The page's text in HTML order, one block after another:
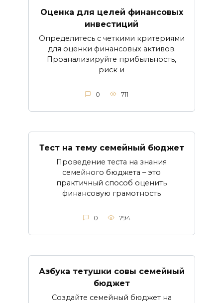
Оценка для целей финансовых
инвестиций
Определитесь с четкими критериями
для оценки финансовых активов.
Проанализируйте прибыльность,
риск и
0 711
Тест на тему семейный бюджет
Проведение теста на знания
семейного бюджета – это
практичный способ оценить
финансовую грамотность
0 794
Азбука тетушки совы семейный
бюджет
Создайте семейный бюджет на